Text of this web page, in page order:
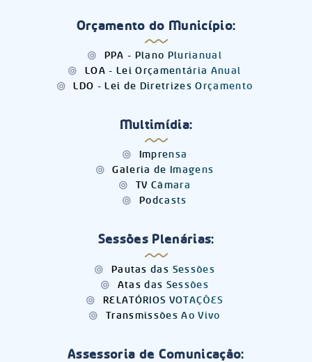
Orçamento do Município:
PPA - Plano Plurianual
LOA - Lei Orçamentária Anual
LDO - Lei de Diretrizes Orçamento
Multimídia:
Imprensa
Galeria de Imagens
TV Câmara
Podcasts
Sessões Plenárias:
Pautas das Sessões
Atas das Sessões
RELATÓRIOS VOTAÇÕES
Transmissões Ao Vivo
Assessoria de Comunicação: